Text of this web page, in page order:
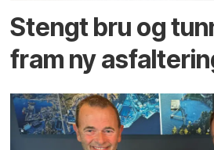
Stengt bru og
fram ny